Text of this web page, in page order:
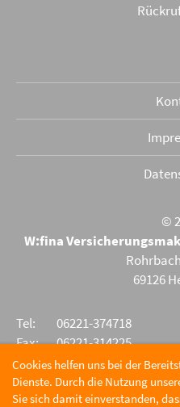
©
W:fina
69126
Tel:
06221-374718
Fax:
06221-314225
E-Mail:olaf.wittich@wittich-
Cookies helfen uns bei der
Dienste. Durch die Nutzung
Sie sich damit einverstanden,